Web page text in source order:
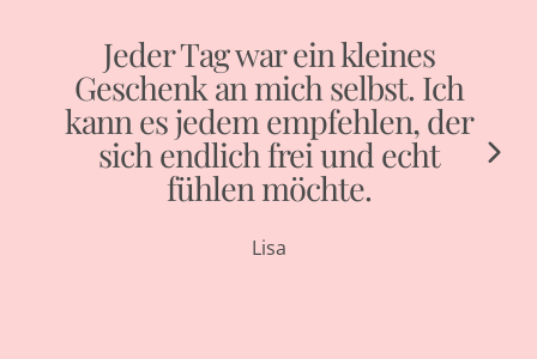
Jeder Tag war ein kleines
Geschenk an mich selbst. Ich
kann es jedem empfehlen, der
sich endlich frei und echt
fühlen möchte.
Lisa